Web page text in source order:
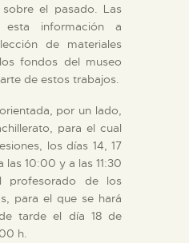
el pasado. Las
esta información a
de materiales
fondos del museo
de estos trabajos.
por un lado,
para el cual
los días 14, 17
las 10:00 y a las 11:30
de los
para el que se hará
tarde el día 18 de
h.